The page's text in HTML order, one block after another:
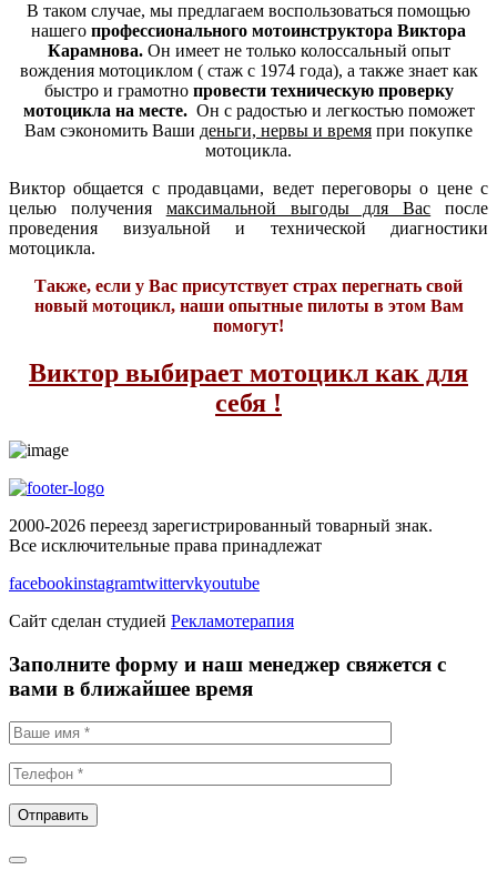
В таком случае, мы предлагаем воспользоваться помощью
нашего профессионального мотоинструктора Виктора
Карамнова. Он имеет не только колоссальный опыт
вождения мотоциклом ( стаж с 1974 года), а также знает как
быстро и грамотно провести техническую проверку
мотоцикла на месте.Он с радостью и легкостью поможет
Вам сэкономить Ваши деньги, нервы и время при покупке
мотоцикла.
Виктор общается с продавцами, ведет переговоры о цене с
целью получения максимальной выгоды для Вас после
проведения визуальной и технической диагностики
мотоцикла.
Также, если у Вас присутствует страх перегнать свой
новый мотоцикл, наши опытные пилоты в этом Вам
помогут!
Виктор выбирает мотоцикл как для
себя !
2000-2026 переезд зарегистрированный товарный знак.
Все исключительные права принадлежат
facebookinstagramtwittervkyoutube
Сайт сделан студией Рекламотерапия
Заполните форму и наш менеджер свяжется с
вами в ближайшее время